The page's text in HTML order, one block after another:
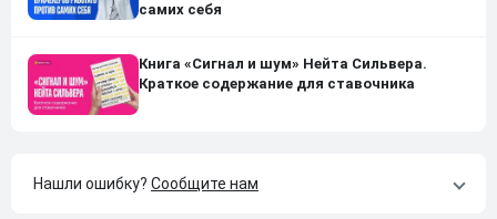
самих себя
Книга «Сигнал и шум» Нейта Сильвера.
Краткое содержание для ставочника
Нашли ошибку? Сообщите нам